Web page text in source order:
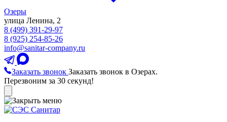
Озеры
улица Ленина, 2
8 (499) 391-29-97
8 (925) 254-85-26
info@sanitar-company.ru
Заказать звонок Заказать звонок в Озерах.
Перезвоним за 30 секунд!